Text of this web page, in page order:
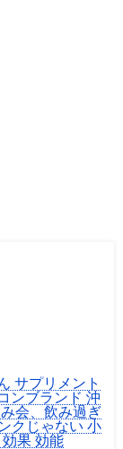
サプリメント
ンブランド 沖
会、飲み過ぎ
クじゃない 小
果 効能